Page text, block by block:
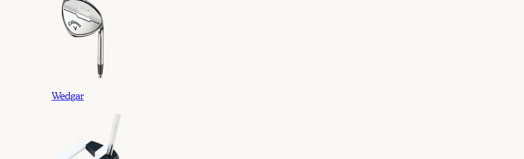
Wedgar